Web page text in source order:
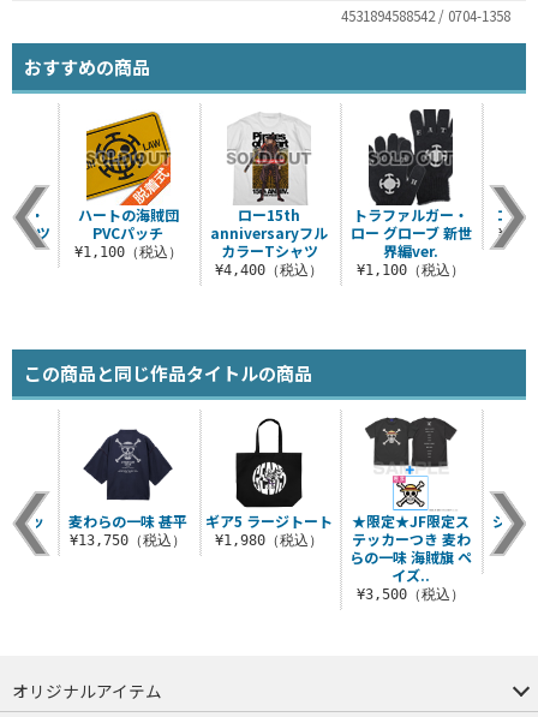
4531894588542 / 0704-1358
おすすめの商品
ロー15th
anniversaryフル
カラーTシャツ
¥4,400（税込）
トラファルガー・
ロー グローブ 新世
界編ver.
¥1,100（税込）
コラ
ー・
シャツ
込）
ハートの海賊団
PVCパッチ
¥1,100（税込）
この商品と同じ作品タイトルの商品
ギア5 ラージトート
¥1,980（税込）
★限定★JF限定ス
テッカーつき 麦わ
らの一味 海賊旗 ペ
イズ..
¥3,500（税込）
ジン
キ
ワッ
込）
麦わらの一味 甚平
¥13,750（税込）
オリジナルアイテム